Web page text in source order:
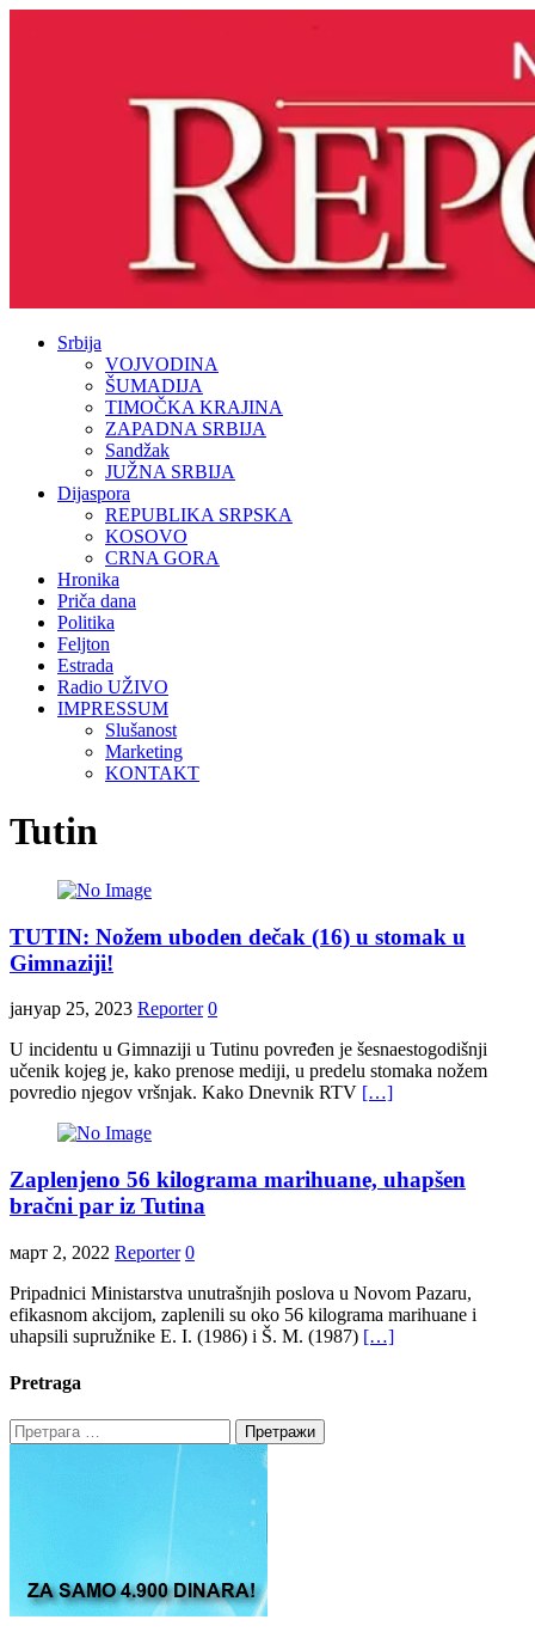
Srbija
VOJVODINA
ŠUMADIJA
TIMOČKA KRAJINA
ZAPADNA SRBIJA
Sandžak
JUŽNA SRBIJA
Dijaspora
REPUBLIKA SRPSKA
KOSOVO
CRNA GORA
Hronika
Priča dana
Politika
Feljton
Estrada
Radio UŽIVO
IMPRESSUM
Slušanost
Marketing
KONTAKT
Tutin
TUTIN: Nožem uboden dečak (16) u stomak u
Gimnaziji!
јануар 25, 2023 Reporter 0
U incidentu u Gimnaziji u Tutinu povređen je šesnaestogodišnji
učenik kojeg je, kako prenose mediji, u predelu stomaka nožem
povredio njegov vršnjak. Kako Dnevnik RTV […]
Zaplenjeno 56 kilograma marihuane, uhapšen
bračni par iz Tutina
март 2, 2022 Reporter 0
Pripadnici Ministarstva unutrašnjih poslova u Novom Pazaru,
efikasnom akcijom, zaplenili su oko 56 kilograma marihuane i
uhapsili supružnike E. I. (1986) i Š. M. (1987) […]
Pretraga
Претрага
за: